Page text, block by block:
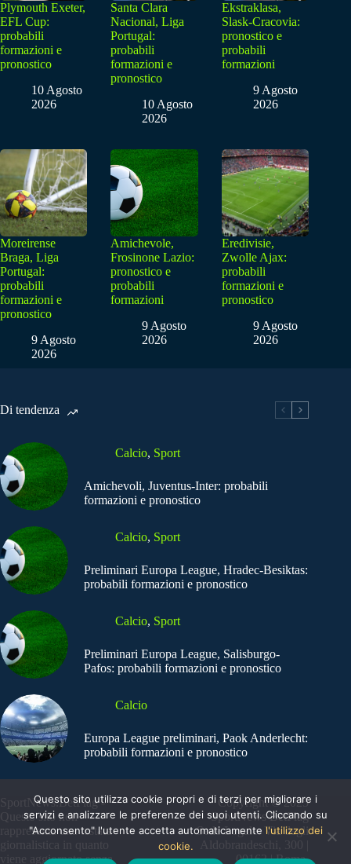
Plymouth Exeter,
EFL Cup:
probabili
formazioni e
pronostico
10 Agosto
2026
Santa Clara
Nacional, Liga
Portugal:
probabili
formazioni e
pronostico
10 Agosto
2026
Ekstraklasa,
Slask-Cracovia:
pronostico e
probabili
formazioni
9 Agosto
2026
Moreirense
Braga, Liga
Portugal:
probabili
formazioni e
pronostico
9 Agosto
2026
Amichevole,
Frosinone Lazio:
pronostico e
probabili
formazioni
9 Agosto
2026
Eredivisie,
Zwolle Ajax:
probabili
formazioni e
pronostico
9 Agosto
2026
Di tendenza
Calcio, Sport
Amichevoli, Juventus-Inter: probabili
formazioni e pronostico
Calcio, Sport
Preliminari Europa League, Hradec-Besiktas:
probabili formazioni e pronostico
Calcio, Sport
Preliminari Europa League, Salisburgo-
Pafos: probabili formazioni e pronostico
Calcio
Europa League preliminari, Paok Anderlecht:
probabili formazioni e pronostico
SportNews.BetFlag -
Questo sito non
rappresenta una testata
giornalistica in quanto
viene aggiornato senza
Copyright © 2025
SportNews BetFlag
Sede Legale: Via degli
Aldobrandeschi, 300 |
00163 | Roma
Questo sito utilizza cookie propri e di terzi per migliorare i
servizi e analizzare le preferenze dei suoi utenti. Cliccando su
"Acconsento" l'utente accetta automaticamente l'utilizzo dei
cookie.